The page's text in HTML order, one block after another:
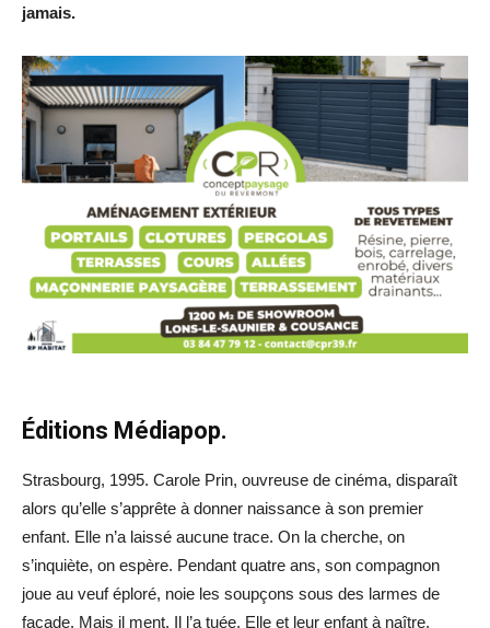
jamais.
Éditions Médiapop.
Strasbourg, 1995. Carole Prin, ouvreuse de cinéma, disparaît
alors qu’elle s’apprête à donner naissance à son premier
enfant. Elle n’a laissé aucune trace. On la cherche, on
s’inquiète, on espère. Pendant quatre ans, son compagnon
joue au veuf éploré, noie les soupçons sous des larmes de
façade. Mais il ment. Il l’a tuée. Elle et leur enfant à naître.